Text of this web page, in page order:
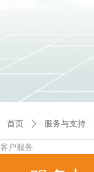
首页 ꄲ 服务与支持
客户服务